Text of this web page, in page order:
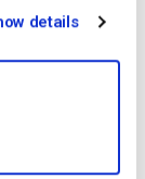
details
usuarios.
Live.